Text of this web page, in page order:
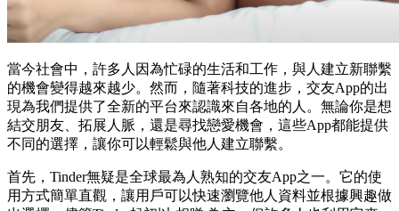
當今社會中，許多人因為忙碌的生活和工作，與人建立新聯繫
的機會變得越來越少。然而，隨著科技的進步，交友App的出
現為我們提供了全新的平台來認識來自各地的人。無論你是想
結交朋友、拓展人脈，還是尋找戀愛機會，這些App都能提供
不同的選擇，讓你可以輕鬆與他人建立聯繫。
首先，Tinder無疑是全球最為人熟知的交友App之一。它的使
用方式簡單直觀，讓用戶可以快速瀏覽他人資料並根據興趣做